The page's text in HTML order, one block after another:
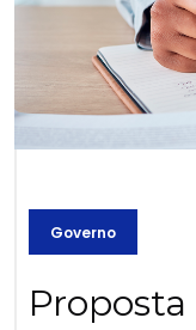
Governo